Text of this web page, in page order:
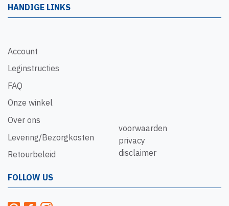
HANDIGE LINKS
Account
Leginstructies
FAQ
Onze winkel
Over ons
Levering/Bezorgkosten
Retourbeleid
voorwaarden
privacy
disclaimer
FOLLOW US